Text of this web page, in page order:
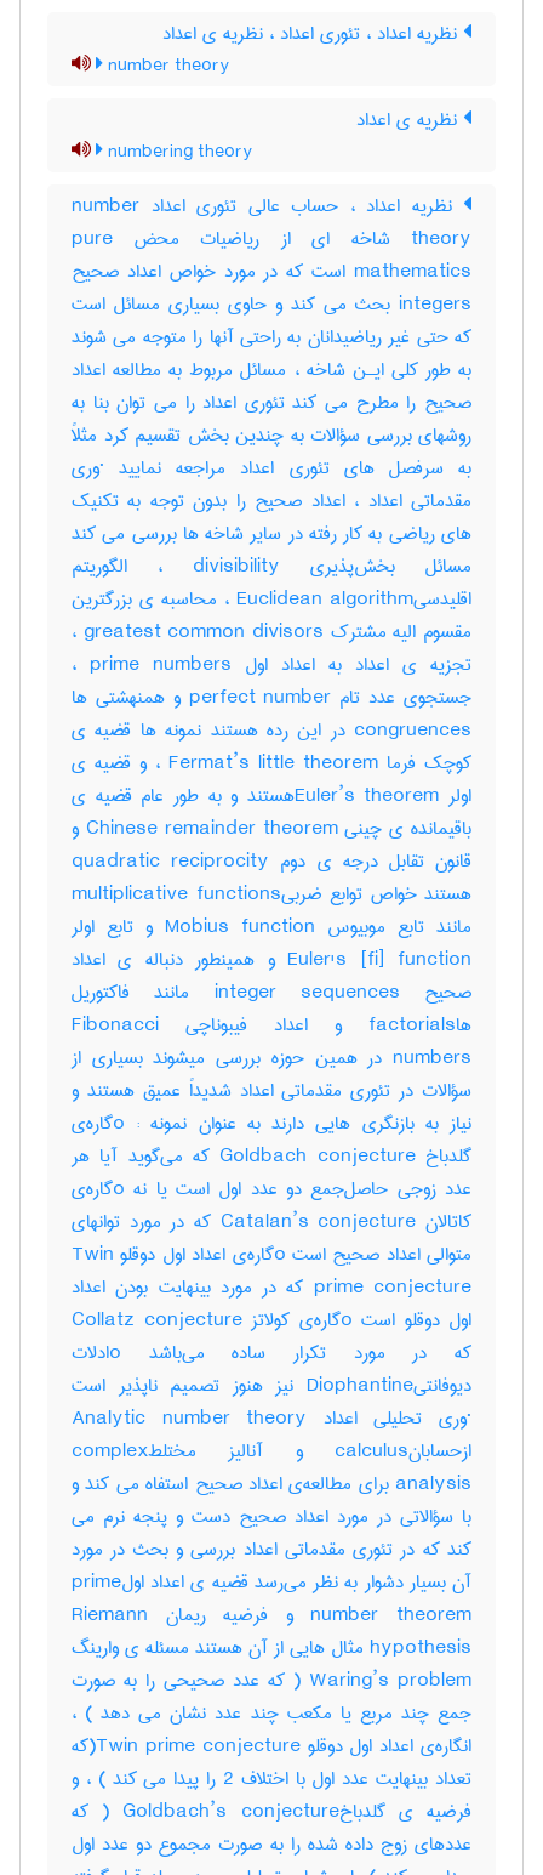
نظریه اعداد ، تئوری اعداد ، نظریه ی اعداد
number theory
نظریه ی اعداد
numbering theory
نظریه اعداد ، حساب عالی تئوری اعداد number
theory شاخه ای از ریاضیات محض pure
mathematics است که در مورد خواص اعداد صحیح
integers بحث می کند و حاوی بسیاری مسائل است
که حتی غیر ریاضیدانان به راحتی آنها را متوجه می شوند
به طور کلی ایـن شاخه ، مسائل مربوط به مطالعه اعداد
صحیح را مطرح می کند تئوری اعداد را می توان بنا به
روشهای بررسی سؤالات به چندین بخش تقسیم کرد مثلاً
به سرفصل های تئوری اعداد مراجعه نمایید ·وری
مقدماتی اعداد ، اعداد صحیح را بدون توجه به تکنیک
های ریاضی به کار رفته در سایر شاخه ها بررسی می کند
مسائل بخش‌پذیری divisibility ، الگوریتم
اقلیدسیEuclidean algorithm ، محاسبه ی بزرگترین
مقسوم الیه مشترک greatest common divisors ،
تجزیه ی اعداد به اعداد اول prime numbers ،
جستجوی عدد تام perfect number و همنهشتی ها
congruences در این رده هستند نمونه ها قضیه ی
کوچک فرما Fermat’s little theorem ، و قضیه ی
اولر Euler’s theoremهستند و به طور عام قضیه ی
باقیمانده ی چینی Chinese remainder theorem و
قانون تقابل درجه ی دوم quadratic reciprocity
هستند خواص توابع ضربیmultiplicative functions
مانند تابع موبیوس Mobius function و تابع اولر
Euler's [fi] function و همینطور دنباله ی اعداد
صحیح integer sequences مانند فاکتوریل
هاfactorials و اعداد فیبوناچی Fibonacci
numbers در همین حوزه بررسی میشوند بسیاری از
سؤالات در تئوری مقدماتی اعداد شدیداً عمیق هستند و
نیاز به بازنگری هایی دارند به عنوان نمونه : oگاره‌ی
گلدباخ Goldbach conjecture که می‌گوید آیا هر
عدد زوجی حاصل‌جمع دو عدد اول است یا نه oگاره‌ی
کاتالان Catalan’s conjecture که در مورد توانهای
متوالی اعداد صحیح است oگاره‌ی اعداد اول دوقلو Twin
prime conjecture که در مورد بینهایت بودن اعداد
اول دوقلو است oگاره‌ی کولاتز Collatz conjecture
که در مورد تکرار ساده می‌باشد oادلات
دیوفانتیDiophantine نیز هنوز تصمیم ناپذیر است
·وری تحلیلی اعداد Analytic number theory
ازحسابانcalculus و آنالیز مختلطcomplex
analysis برای مطالعه‌ی اعداد صحیح استفاه می کند و
با سؤالاتی در مورد اعداد صحیح دست و پنجه نرم می
کند که در تئوری مقدماتی اعداد بررسی و بحث در مورد
آن بسیار دشوار به نظر می‌رسد قضیه ی اعداد اولprime
number theorem و فرضیه ریمان Riemann
hypothesis مثال هایی از آن هستند مسئله ی وارینگ
Waring’s problem ( که عدد صحیحی را به صورت
جمع چند مربع یا مکعب چند عدد نشان می دهد ) ،
انگاره‌ی اعداد اول دوقلو Twin prime conjecture(که
تعداد بینهایت عدد اول با اختلاف 2 را پیدا می کند ) ، و
فرضیه ی گلدباخGoldbach’s conjecture ( که
عددهای زوج داده شده را به صورت مجموع دو عدد اول